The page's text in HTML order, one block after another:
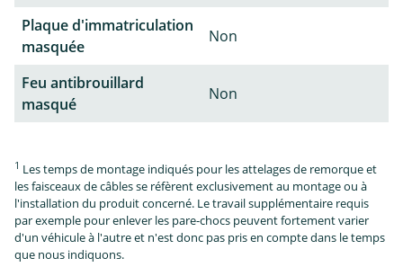
Plaque d'immatriculation
masquée
Non
Feu antibrouillard
masqué
Non
1 Les temps de montage indiqués pour les attelages de remorque et
les faisceaux de câbles se réfèrent exclusivement au montage ou à
l'installation du produit concerné. Le travail supplémentaire requis
par exemple pour enlever les pare-chocs peuvent fortement varier
d'un véhicule à l'autre et n'est donc pas pris en compte dans le temps
que nous indiquons.